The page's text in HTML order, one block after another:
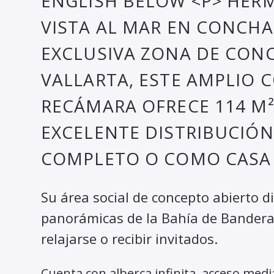
VISTA AL MAR EN
EXCLUSIVA ZONA DE
VALLARTA, ESTE AMPLIO
RECÁMARA OFRECE 114
EXCELENTE
COMPLETO O COMO
Su área social de concepto abierto
panorámicas de la Bahía de
relajarse o recibir invitados.